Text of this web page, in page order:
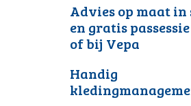
Advies op maat
en gratis
of bij Vepa
Handig